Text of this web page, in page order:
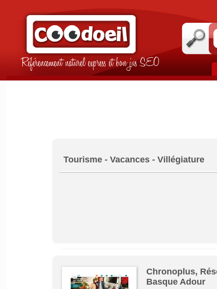
Référencement naturel express et bon jus SEO
Tourisme - Vacances - Villégiature
Chronoplus,
Basque Adour